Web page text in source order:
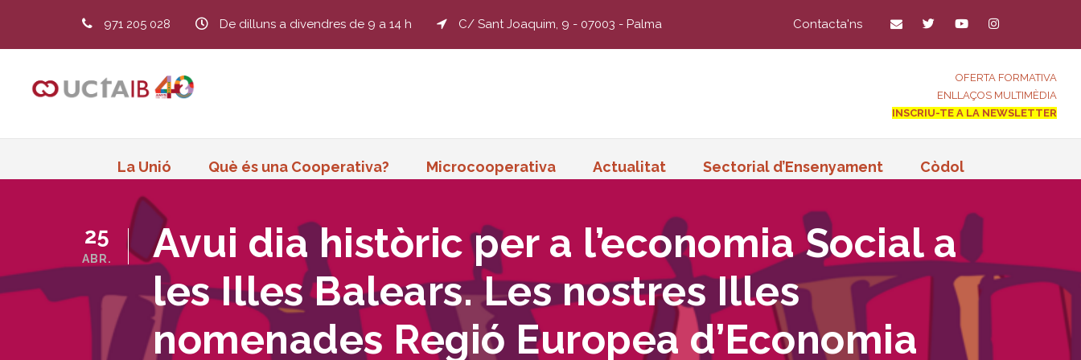
971 205 028 De dilluns a divendres de 9 a 14 h C/ Sant Joaquim, 9 - 07003 - Palma Contacta'ns
OFERTA FORMATIVA
ENLLAÇOS MULTIMÈDIA
INSCRIU-TE A LA NEWSLETTER
La Unió Què és una Cooperativa? Microcooperativa Actualitat Sectorial d’Ensenyament Còdol
25
ABR.
Avui dia històric per a l’economia Social a
les Illes Balears. Les nostres Illes
nomenades Regió Europea d’Economia